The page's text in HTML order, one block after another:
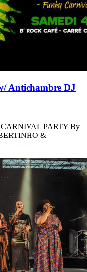
Antichambre DJ
PARTY By
&